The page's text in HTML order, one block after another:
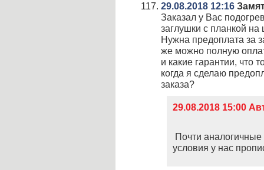
29.08.2018 12:16
Заказал у Вас
заглушки с планкой
Нужна предоплата за
же можно полную
и какие гарантии, что
когда я сделаю
заказа?
29.08.2018 15:00
Почти аналогичные
условия у нас